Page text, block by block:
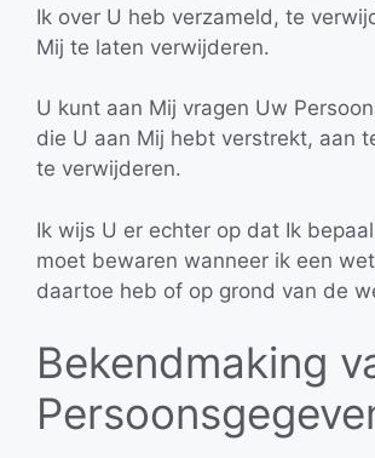
Ik over U heb verzameld, te
Mij te laten verwijderen.
U kunt aan Mij vragen Uw
die U aan Mij hebt verstrekt, aan
te verwijderen.
Ik wijs U er echter op dat Ik
moet bewaren wanneer ik een
daartoe heb of op grond van de
Bekendmaking